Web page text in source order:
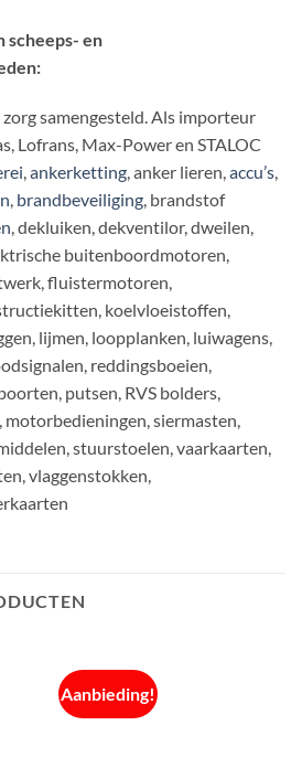
scheeps- en
samengesteld. Als importeur
Lofrans, Max-Power en STALOC
,ankerketting, anker lieren,accu’s,
, brandbeveiliging, brandstof
, dekluiken, dekventilor, dweilen,
buitenboordmotoren,
fluistermotoren,
koelvloeistoffen,
lijmen, loopplanken, luiwagens,
reddingsboeien,
putsen, RVS bolders,
motorbedieningen, siermasten,
stuurstoelen, vaarkaarten,
vlaggenstokken,
Aanbieding!